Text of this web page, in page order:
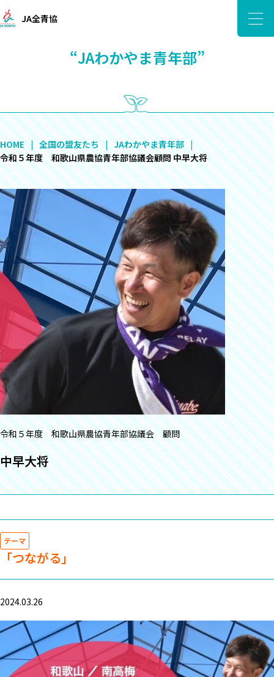
JA全青協
“JAわかやま青年部”
HOME 全国の盟友たち
JAわかやま青年部
令和５年度 和歌山県農協青年部協議会顧問 中早大将
令和５年度 和歌山県農協青年部協議会 顧問
中早大将
テーマ
「つながる」
2024.03.26